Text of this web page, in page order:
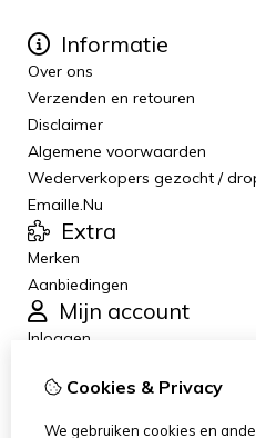
Informatie
Over ons
Verzenden en retouren
Disclaimer
Algemene voorwaarden
Wederverkopers gezocht /
Emaille.Nu
Extra
Merken
Aanbiedingen
Mijn account
Inloggen
Verlanglijst
Cookies & Privacy
We gebruiken cookies en